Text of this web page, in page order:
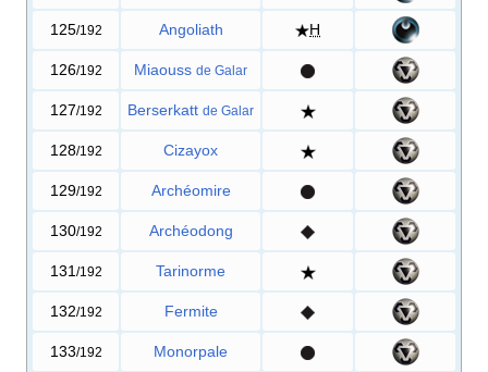
125/192 Angoliath H
126/192 Miaouss de Galar
127/192 Berserkatt de Galar
128/192 Cizayox
129/192 Archéomire
130/192 Archéodong
131 /192 Tarinorme
132/192 Fermite
133/192 Monorpale